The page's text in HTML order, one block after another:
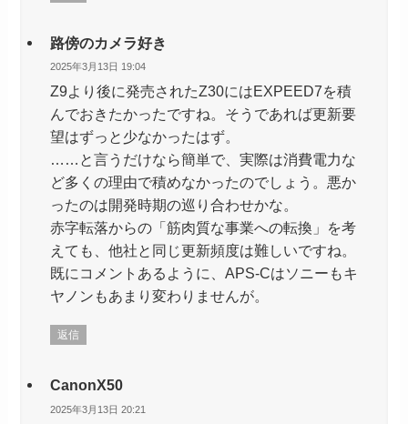
路傍のカメラ好き
2025年3月13日 19:04
Z9より後に発売されたZ30にはEXPEED7を積
んでおきたかったですね。そうであれば更新要
望はずっと少なかったはず。
……と言うだけなら簡単で、実際は消費電力な
ど多くの理由で積めなかったのでしょう。悪か
ったのは開発時期の巡り合わせかな。
赤字転落からの「筋肉質な事業への転換」を考
えても、他社と同じ更新頻度は難しいですね。
既にコメントあるように、APS-Cはソニーもキ
ヤノンもあまり変わりませんが。
返信
CanonX50
2025年3月13日 20:21